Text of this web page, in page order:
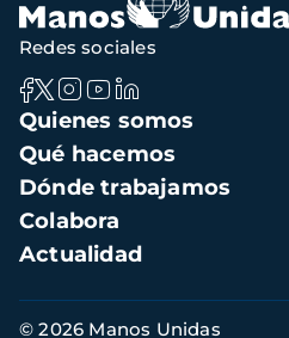
Navegación
principal
Quienes somos
Qué hacemos
Dónde trabajamos
Colabora
Actualidad
Redes sociales
Información
© 2026 Manos Unidas